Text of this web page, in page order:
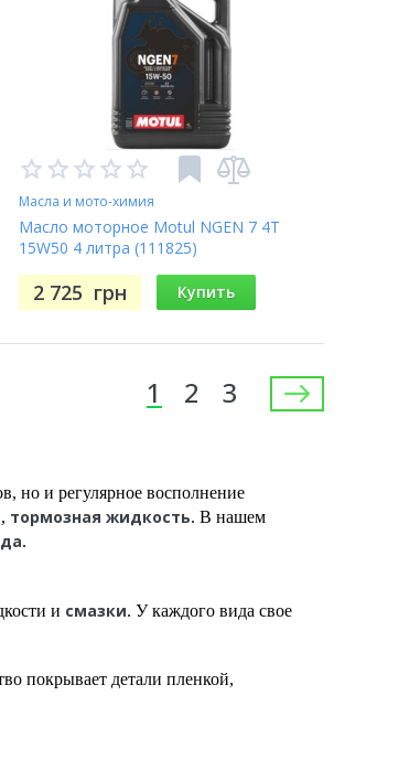
Масла и мото-химия
Масло моторное Motul NGEN 7 4T
15W50 4 литра (111825)
2 725 грн Купить
1 2 3
но и регулярное восполнение
, тормозная жидкость. В нашем
.
и смазки. У каждого вида свое
покрывает детали пленкой,